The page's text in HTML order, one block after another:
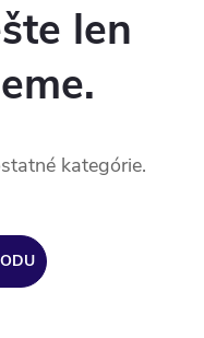
len
kategórie.